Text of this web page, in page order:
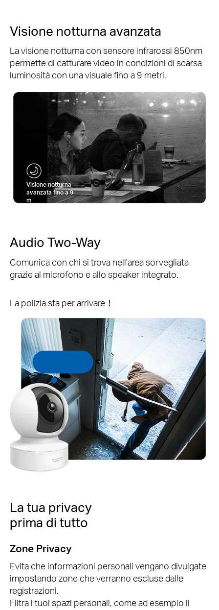
Visione notturna avanzata
La visione notturna con sensore infrarossi 850nm
permette di catturare video in condizioni di scarsa
luminosità con una visuale fino a 9 metri.
Visione notturna
avanzata fino a 9
m
Audio Two-Way
Comunica con chi si trova nell'area sorvegliata
grazie al microfono e allo speaker integrato.
La polizia sta per arrivare！
La tua privacy
prima di tutto
Zone Privacy
Evita che informazioni personali vengano divulgate
impostando zone che verranno escluse dalle
registrazioni.
Filtra i tuoi spazi personali, come ad esempio il